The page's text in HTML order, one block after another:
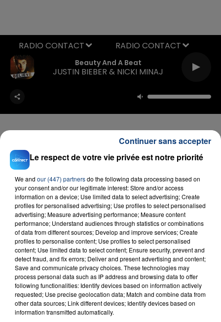
Beauty And A Beat
JUSTIN BIEBER & NICKI MINAJ
RADIO CONTACT
FIL D'ACTU
23 juillet 2026
INCENDIE MORTEL À LENS : UNE FEMME ET
SON BÉBÉ ENTRE LA VIE ET LA...
Un homme s'est immolé par le feu après avoir
aspergé sa compagne et leur bébé de trois mois
d'un liquide inflammable.
Le respect de votre vie privée est notre priorité
We and our (447) partnersdo the following data processing based on
your consent and/or our legitimate interest: Store and/or access
information on a device; Use limited data to select advertising; Create
profiles for personalised advertising; Use profiles to select personalised
advertising; Measure advertising performance; Measure content
performance; Understand audiences through statistics or combinations
of data from different sources; Develop and improve services; Create
profiles to personalise content; Use profiles to select personalised
content; Use limited data to select content; Ensure security, prevent and
detect fraud, and fix errors; Deliver and present advertising and content;
Save and communicate privacy choices. These technologies may
process personal data such as IP address and browsing data to offer
following functionalities: Identify devices based on information actively
requested; Use precise geolocation data; Match and combine data from
other data sources; Link different devices; Identify devices based on
information transmitted automatically.
Continuer sans accepter